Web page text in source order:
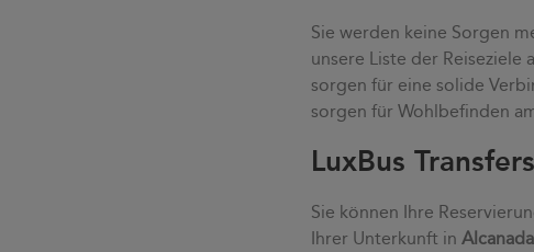
Sie werden keine Sorgen
unsere Liste der
sorgen für eine solide
sorgen für Wohlbefinden
LuxBus
Sie können Ihre
Ihrer Unterkunft inAlcanada